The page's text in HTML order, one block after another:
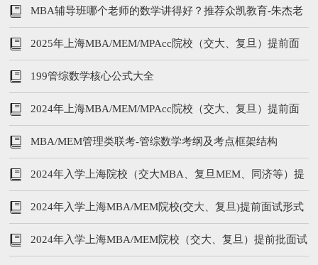
MBA辅导班哪个老师的数学讲得好？推荐众凯教育-朱杰老
师
2025年上海MBA/MEM/MPAcc院校（交大、复旦）提前面
试时间汇总
199管综数学核心公式大全
2024年上海MBA/MEM/MPAcc院校（交大、复旦）提前面
试时间汇总
MBA/MEM管理类联考-管综数学考纲及考点框架结构
2024年入学上海院校（交大MBA、复旦MEM、同济等）提
前面试时间 汇总！
2024年入学上海MBA/MEM院校(交大、复旦)提前面试形式
及内容汇总
2024年入学上海MBA/MEM院校（交大、复旦）提前批面试